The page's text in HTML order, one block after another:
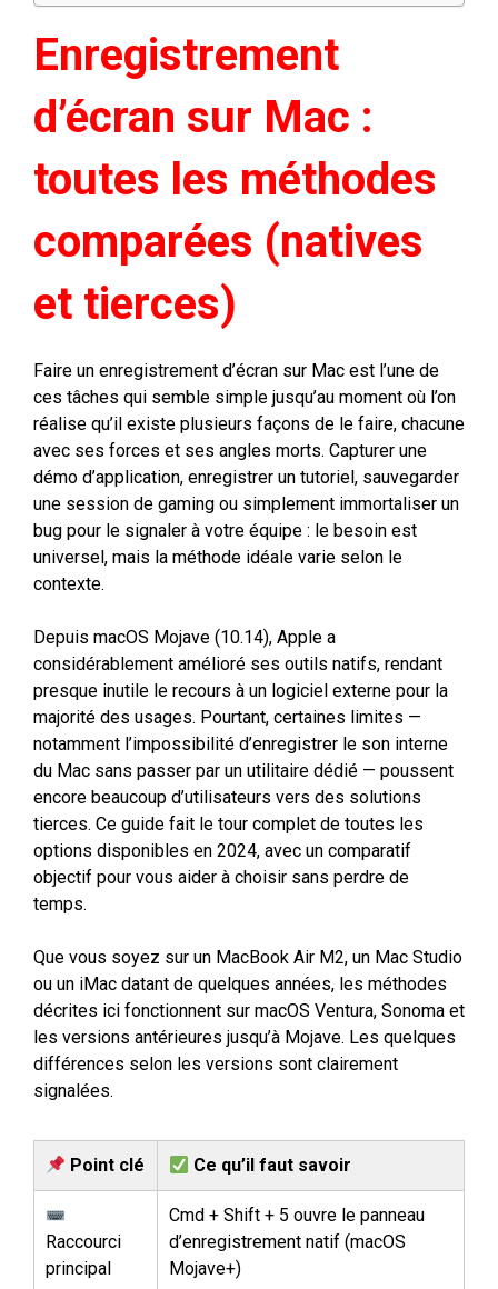
Enregistrement
d’écran sur Mac :
toutes les méthodes
comparées (natives
et tierces)
Faire un enregistrement d’écran sur Mac est l’une de
ces tâches qui semble simple jusqu’au moment où l’on
réalise qu’il existe plusieurs façons de le faire, chacune
avec ses forces et ses angles morts. Capturer une
démo d’application, enregistrer un tutoriel, sauvegarder
une session de gaming ou simplement immortaliser un
bug pour le signaler à votre équipe : le besoin est
universel, mais la méthode idéale varie selon le
contexte.
Depuis macOS Mojave (10.14), Apple a
considérablement amélioré ses outils natifs, rendant
presque inutile le recours à un logiciel externe pour la
majorité des usages. Pourtant, certaines limites —
notamment l’impossibilité d’enregistrer le son interne
du Mac sans passer par un utilitaire dédié — poussent
encore beaucoup d’utilisateurs vers des solutions
tierces. Ce guide fait le tour complet de toutes les
options disponibles en 2024, avec un comparatif
objectif pour vous aider à choisir sans perdre de
temps.
Que vous soyez sur un MacBook Air M2, un Mac Studio
ou un iMac datant de quelques années, les méthodes
décrites ici fonctionnent sur macOS Ventura, Sonoma et
les versions antérieures jusqu’à Mojave. Les quelques
différences selon les versions sont clairement
signalées.
Point clé Ce qu’il faut savoir
Raccourci
principal
Cmd + Shift + 5 ouvre le panneau
d’enregistrement natif (macOS
Mojave+)